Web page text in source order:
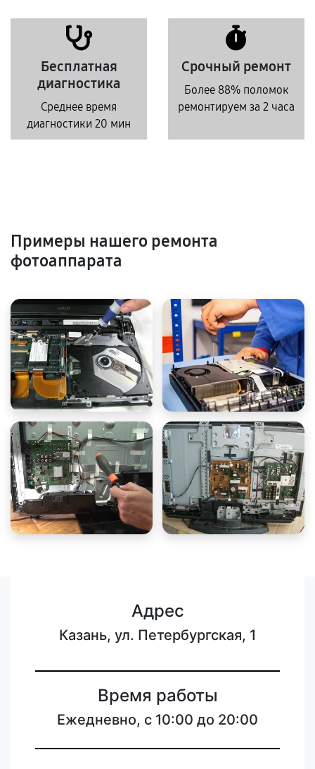
Бесплатная
диагностика
Среднее время
диагностики 20 мин
Срочный ремонт
Более 88% поломок
ремонтируем за 2 часа
Примеры нашего ремонта
фотоаппарата
Адрес
Казань, ул. Петербургская, 1
Время работы
Ежедневно, с 10:00 до 20:00